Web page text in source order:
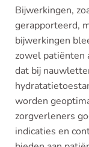
Bijwerkingen,
gerapporteerd,
bijwerkingen
zowel patiënten
dat bij
worden
zorgverleners
indicaties en